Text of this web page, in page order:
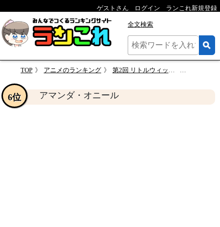
ゲストさん ログイン ランこれ新規登録
全文検索
TOP アニメのランキング 第2回 リトルウィッチアカデミア 人気キャラクター投票
アマンダ・オニール
6位